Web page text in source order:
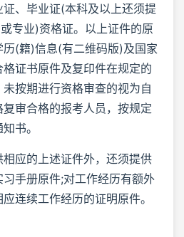
、毕业证(本科及以上还须提
专业)资格证。以上证件的原
(籍)信息(有二维码版)及国家
证书原件及复印件在规定的
按期进行资格审查的视为自
审合格的报考人员，按规定
书。
应的上述证件外，还须提供
手册原件;对工作经历有额外
连续工作经历的证明原件。